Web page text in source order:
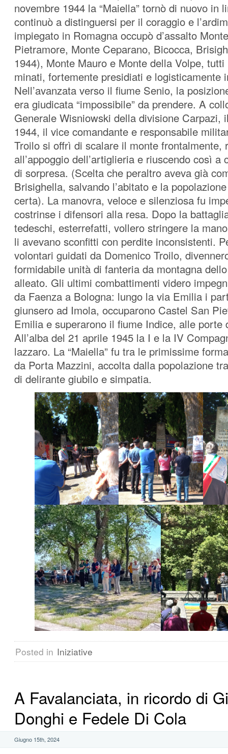
novembre 1944 la “Maiella” tornò di nuovo in
continuò a distinguersi per il coraggio e
impiegato in Romagna occupò d’assalto
Pietramore, Monte Ceparano, Bicocca,
1944), Monte Mauro e Monte della Volpe,
minati, fortemente presidiati e logisticamente
Nell’avanzata verso il fiume Senio, la
era giudicata “impossibile” da prendere. A
Generale Wisniowski della divisione Carpazi,
1944, il vice comandante e responsabile
Troilo si offrì di scalare il monte frontalmente,
all’appoggio dell’artiglieria e riuscendo così a
di sorpresa. (Scelta che peraltro aveva già
Brisighella, salvando l’abitato e la
certa). La manovra, veloce e silenziosa fu
costrinse i difensori alla resa. Dopo la
tedeschi, esterrefatti, vollero stringere la
li avevano sconfitti con perdite inconsistenti.
volontari guidati da Domenico Troilo,
formidabile unità di fanteria da montagna
alleato. Gli ultimi combattimenti videro
da Faenza a Bologna: lungo la via Emilia i
giunsero ad Imola, occuparono Castel San
Emilia e superarono il fiume Indice, alle porte
All’alba del 21 aprile 1945 la I e la IV
lazzaro. La “Maiella” fu tra le primissime
da Porta Mazzini, accolta dalla popolazione
di delirante giubilo e simpatia.
Posted in Iniziative
A Favalanciata, in ricordo di
Donghi e Fedele Di Cola
Giugno 15th, 2024